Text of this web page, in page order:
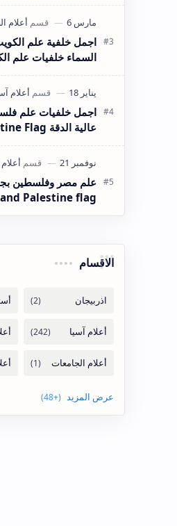
اجمل خلفية علم
السماء خلفيات علم
اجمل خلفيات علم
عالية الدقة Palestine Flag
علم مصر وفلسطين
Palestine flag
الاقسام